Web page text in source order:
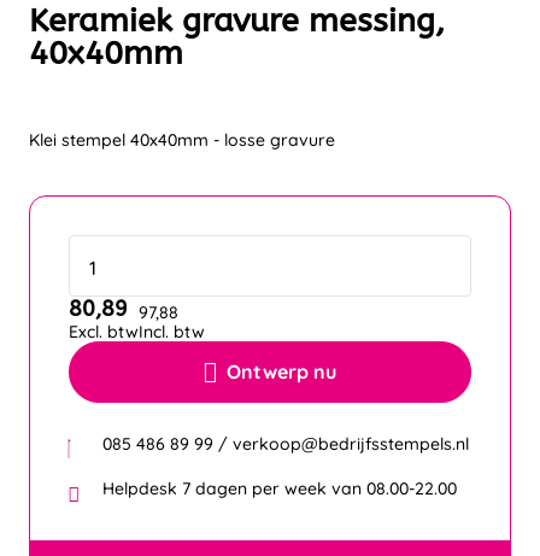
Keramiek gravure messing,
40x40mm
Klei stempel 40x40mm - losse gravure
Ontwerp nu
80,89
Excl. btw
97,88
Incl. btw
085 486 89 99 / verkoop@bedrijfsstempels.nl
Helpdesk 7 dagen per week van 08.00-22.00